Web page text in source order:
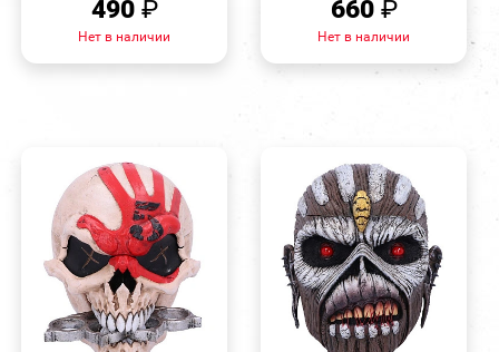
490 ₽
Нет в наличии
660 ₽
Нет в наличии